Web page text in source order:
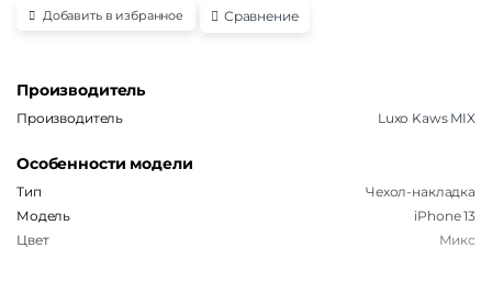
Добавить в избранное Сравнение
Производитель
Производитель Luxo Kaws MIX
Особенности модели
Тип
Чехол-накладка
Модель
iPhone 13
Цвет
Микс